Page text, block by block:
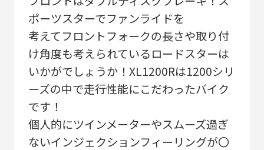
ポーツスターでファンライドを
考えてフロントフォークの長さや取り付
け角度も考えられているロードスターは
いかがでしょうか！XL1200Rは1200シリ
ーズの中で走行性能にこだわったバイク
です！
個人的にツインメーターやスムーズ過ぎ
ないインジェクションフィーリングが〇